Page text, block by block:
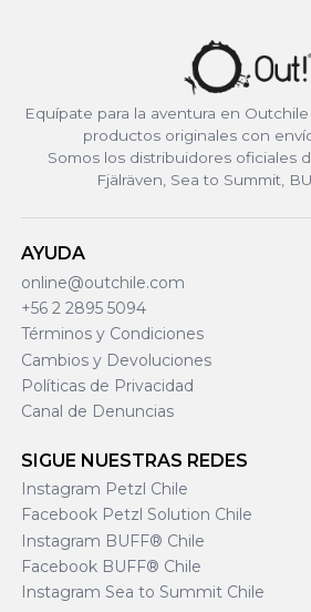
Equípate para la aventura en
productos originales con
Somos los distribuidores oficiales
Fjälräven, Sea to Summit,
AYUDA
online@outchile.com
+56 2 2895 5094
Términos y Condiciones
Cambios y Devoluciones
Políticas de Privacidad
Canal de Denuncias
SIGUE NUESTRAS REDES
Instagram Petzl Chile
Facebook Petzl Solution Chile
Instagram BUFF® Chile
Facebook BUFF® Chile
Instagram Sea to Summit Chile